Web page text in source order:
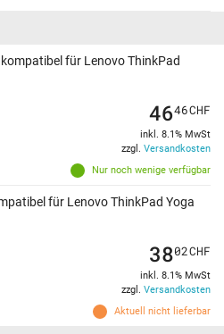
für Lenovo ThinkPad
Nur noch wenige verfügbar
4646CHF
inkl. 8.1% MwSt
zzgl. Versandkosten
für Lenovo ThinkPad Yoga
Aktuell nicht lieferbar
3802CHF
inkl. 8.1% MwSt
zzgl. Versandkosten